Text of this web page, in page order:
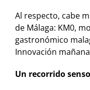
Al respecto, cabe
de Málaga: KM0,
gastronómico
Innovación
Un recorrido